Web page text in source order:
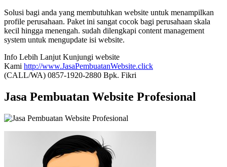
Solusi bagi anda yang membutuhkan website untuk menampilkan
profile perusahaan. Paket ini sangat cocok bagi perusahaan skala
kecil hingga menengah. sudah dilengkapi content management
system untuk mengupdate isi website.
Info Lebih Lanjut Kunjungi website
Kami http://www.JasaPembuatanWebsite.click
(CALL/WA) 0857-1920-2880 Bpk. Fikri
Jasa Pembuatan Website Profesional